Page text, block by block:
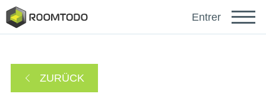
Entrer
ZURÜCK